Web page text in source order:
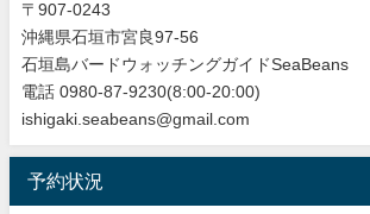
〒907-0243
沖縄県石垣市宮良97-56
石垣島バードウォッチングガイドSeaBeans
電話 0980-87-9230(8:00-20:00)
ishigaki.seabeans@gmail.com
予約状況